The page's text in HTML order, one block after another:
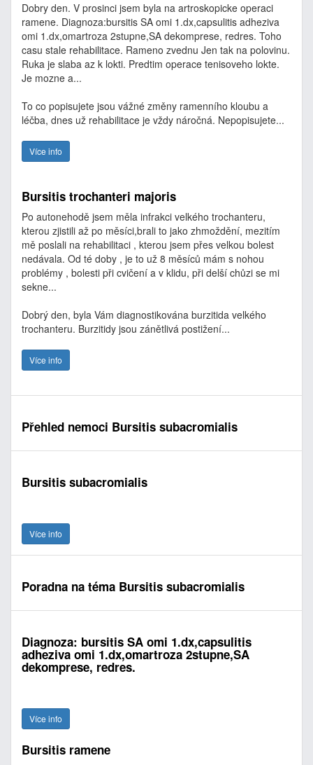
Dobry den. V prosinci jsem byla na artroskopicke operaci
ramene. Diagnoza:bursitis SA omi 1.dx,capsulitis adheziva
omi 1.dx,omartroza 2stupne,SA dekomprese, redres. Toho
casu stale rehabilitace. Rameno zvednu Jen tak na polovinu.
Ruka je slaba az k lokti. Predtim operace tenisoveho lokte.
Je mozne a...
To co popisujete jsou vážné změny ramenního kloubu a
léčba, dnes už rehabilitace je vždy náročná. Nepopisujete...
Více info
Bursitis trochanteri majoris
Po autonehodě jsem měla infrakci velkého trochanteru,
kterou zjistili až po měsíci,brali to jako zhmoždění, mezitím
mě poslali na rehabilitaci , kterou jsem přes velkou bolest
nedávala. Od té doby , je to už 8 měsíců mám s nohou
problémy , bolesti při cvičení a v klidu, při delší chůzi se mi
sekne...
Dobrý den, byla Vám diagnostikována burzitida velkého
trochanteru. Burzitidy jsou zánětlivá postižení...
Více info
Přehled nemoci Bursitis subacromialis
Bursitis subacromialis
Více info
Poradna na téma Bursitis subacromialis
Diagnoza: bursitis SA omi 1.dx,capsulitis
adheziva omi 1.dx,omartroza 2stupne,SA
dekomprese, redres.
Více info
Bursitis ramene